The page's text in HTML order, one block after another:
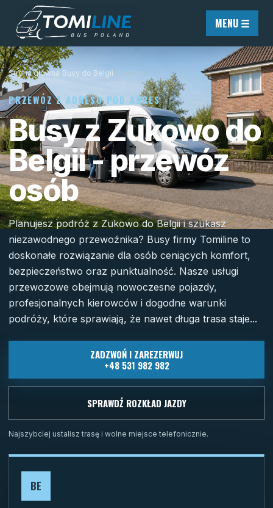
Przejdź do treści
MENU ☰
Strona główna Busy do Belgii Żukowo
PRZEWÓZ Z ADRESU POD ADRES
Busy z Zukowo do
Belgii - przewóz
osób
Planujesz podróż z Zukowo do Belgii i szukasz
niezawodnego przewoźnika? Busy firmy Tomiline to
doskonałe rozwiązanie dla osób ceniących komfort,
bezpieczeństwo oraz punktualność. Nasze usługi
przewozowe obejmują nowoczesne pojazdy,
profesjonalnych kierowców i dogodne warunki
podróży, które sprawiają, że nawet długa trasa staje...
ZADZWOŃ I ZAREZERWUJ
+48 531 982 982
SPRAWDŹ ROZKŁAD JAZDY
Najszybciej ustalisz trasę i wolne miejsce telefonicznie.
BE